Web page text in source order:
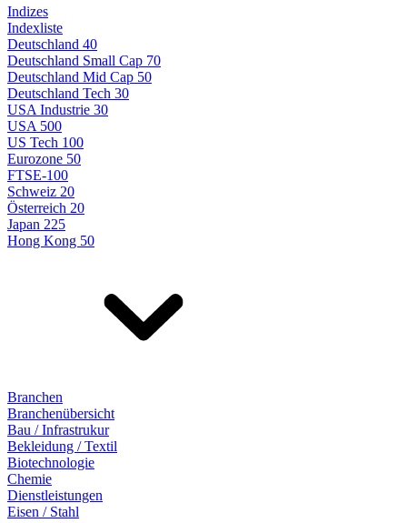
Indizes
Indexliste
Deutschland 40
Deutschland Small Cap 70
Deutschland Mid Cap 50
Deutschland Tech 30
USA Industrie 30
USA 500
US Tech 100
Eurozone 50
FTSE-100
Schweiz 20
Österreich 20
Japan 225
Hong Kong 50
Branchen
Branchenübersicht
Bau / Infrastrukur
Bekleidung / Textil
Biotechnologie
Chemie
Dienstleistungen
Eisen / Stahl